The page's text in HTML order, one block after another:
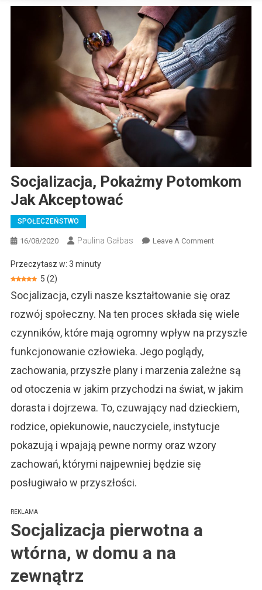
Socjalizacja, Pokażmy Potomkom
Jak Akceptować
SPOŁECZEŃSTWO
16/08/2020 Paulina Gałbas Leave A CommentOn
Jak
Przeczytasz w: 3 minuty
5 (2)
Socjalizacja, czyli nasze kształtowanie się oraz
rozwój społeczny. Na ten proces składa się wiele
czynników, które mają ogromny wpływ na przyszłe
funkcjonowanie człowieka. Jego poglądy,
zachowania, przyszłe plany i marzenia zależne są
od otoczenia w jakim przychodzi na świat, w jakim
dorasta i dojrzewa. To, czuwający nad dzieckiem,
rodzice, opiekunowie, nauczyciele, instytucje
pokazują i wpajają pewne normy oraz wzory
zachowań, którymi najpewniej będzie się
posługiwało w przyszłości.
REKLAMA
Socjalizacja pierwotna a
wtórna, w domu a na
zewnątrz